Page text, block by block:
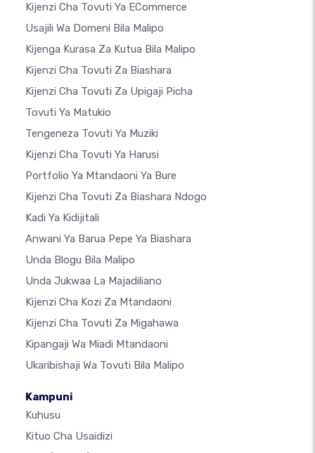
Kijenzi Cha Tovuti Ya ECommerce
Usajili Wa Domeni Bila Malipo
Kijenga Kurasa Za Kutua Bila Malipo
Kijenzi Cha Tovuti Za Biashara
Kijenzi Cha Tovuti Za Upigaji Picha
Tovuti Ya Matukio
Tengeneza Tovuti Ya Muziki
Kijenzi Cha Tovuti Ya Harusi
Portfolio Ya Mtandaoni Ya Bure
Kijenzi Cha Tovuti Za Biashara Ndogo
Kadi Ya Kidijitali
Anwani Ya Barua Pepe Ya Biashara
Unda Blogu Bila Malipo
Unda Jukwaa La Majadiliano
Kijenzi Cha Kozi Za Mtandaoni
Kijenzi Cha Tovuti Za Migahawa
Kipangaji Wa Miadi Mtandaoni
Ukaribishaji Wa Tovuti Bila Malipo
Kampuni
Kuhusu
Kituo Cha Usaidizi